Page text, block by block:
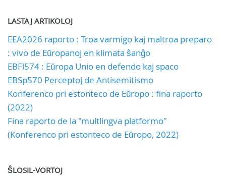
LASTAJ ARTIKOLOJ
EEA2026 raporto : Troa varmigo kaj maltroa preparo
: vivo de Eŭropanoj en klimata ŝanĝo
EBFl574 : Eŭropa Unio en defendo kaj spaco
EBSp570 Perceptoj de Antisemitismo
Konferenco pri estonteco de Eŭropo : fina raporto
(2022)
Fina raporto de la "multlingva platformo"
(Konferenco pri estonteco de Eŭropo, 2022)
ŜLOSIL-VORTOJ